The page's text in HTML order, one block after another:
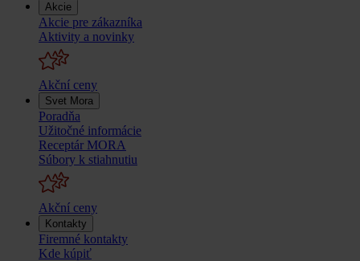
Akcie
Akcie pre zákazníka
Aktivity a novinky
Akční ceny
Svet Mora
Poradňa
Užitočné informácie
Receptár MORA
Súbory k stiahnutiu
Akční ceny
Kontakty
Firemné kontakty
Kde kúpiť